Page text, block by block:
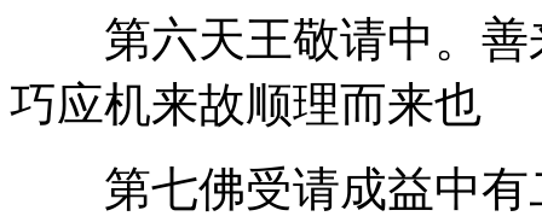
第六天王敬请中。善
巧应机来故顺理而来也
第七佛受请成益中有